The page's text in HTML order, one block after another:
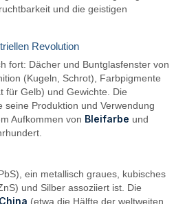
und die geistigen
Revolution
fort: Dächer und Buntglasfenster von
(Kugeln, Schrot), Farbpigmente
für Gelb) und Gewichte. Die
seine Produktion und Verwendung
Aufkommen von Bleifarbe und
ein metallisch graues, kubisches
und Silber assoziiert ist. Die
China (etwa die Hälfte der weltweiten